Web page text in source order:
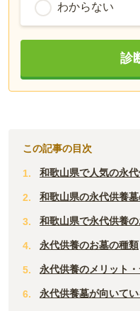
わからない
診
この記事の目次
和歌山県で人気の永
和歌山県の永代供養
和歌山県で永代供養
永代供養のお墓の種類
永代供養のメリット
永代供養墓が向いて